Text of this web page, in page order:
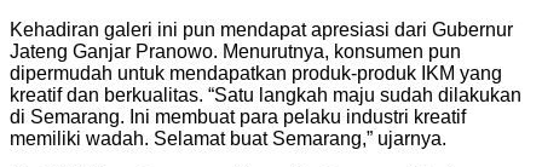
Kehadiran galeri ini pun mendapat apresiasi dari Gubernur
Jateng Ganjar Pranowo. Menurutnya, konsumen pun
dipermudah untuk mendapatkan produk-produk IKM yang
kreatif dan berkualitas. “Satu langkah maju sudah dilakukan
di Semarang. Ini membuat para pelaku industri kreatif
memiliki wadah. Selamat buat Semarang,” ujarnya.